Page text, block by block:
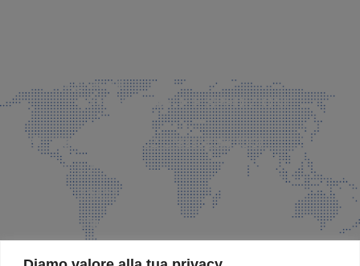
info@faeg.it
COMMERCIALE E SPEDIZIONI
Via Padre Elzi, 32 Grassobbio (BG)
035 525015
035 335037
info@faeg.it
SITE MAP